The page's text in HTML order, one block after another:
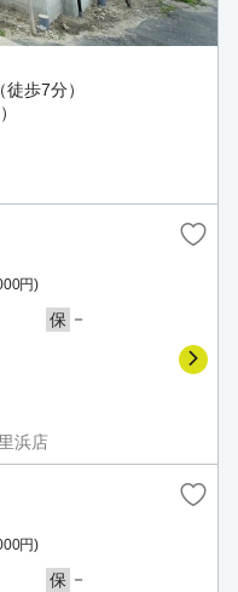
歩7分）
円)
保 －
浜店
円)
保 －